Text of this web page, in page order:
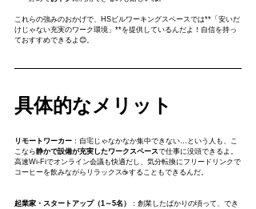
これらの強みのおかげで、HSビルワーキングスペースでは**「安いだ
けじゃない充実のワーク環境」**を提供しているんだよ！自信を持っ
ておすすめできるよ😊。
具体的なメリット
リモートワーカー ：自宅じゃなかなか集中できない…という人も、こ
こなら静かで設備が充実したワークスペースで仕事に没頭できるよ。
高速Wi-Fiでオンライン会議も快適だし、気分転換にフリードリンクで
コーヒーを飲みながらリラックス☕することもできるんだ。
起業家・スタートアップ（1～5名）
：創業したばかりの頃って、でき